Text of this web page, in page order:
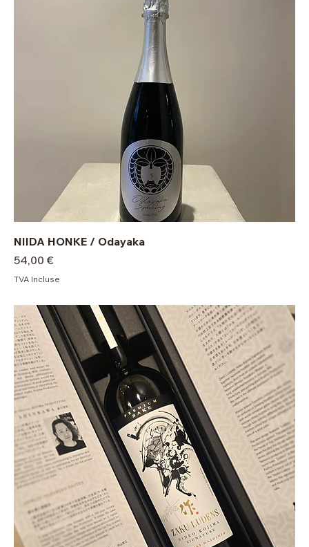
NIIDA HONKE / Odayaka
Prix
54,00 €
TVA Incluse